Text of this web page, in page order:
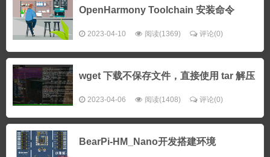
OpenHarmony Toolchain 安装命令
2023-04-10 阅读(1369) 评论(0)
wget 下载不保存文件，直接使用 tar 解压
2023-04-06 阅读(1408) 评论(0)
BearPi-HM_Nano开发搭建环境